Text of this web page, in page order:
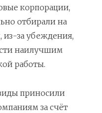
корпорации,
отбирали на
за убеждения,
наилучшим
работы.
приносили
за счёт